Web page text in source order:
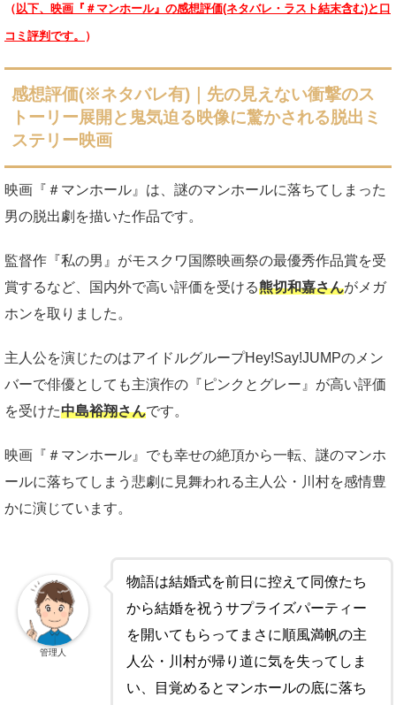
（ 以下、映画『＃マンホール』の感想評価(ネタバレ・ラスト結末含む)と口
コミ評判です。 ）
感想評価(※ネタバレ有) ｜先の見えない衝撃のス
トーリー展開と鬼気迫る映像に驚かされる脱出ミ
ステリー映画
映画『＃マンホール』は、謎のマンホールに落ちてしまった
男の脱出劇を描いた作品です。
監督作『私の男』がモスクワ国際映画祭の最優秀作品賞を受
賞するなど、国内外で高い評価を受ける熊切和嘉さんがメガ
ホンを取りました。
主人公を演じたのはアイドルグループHey!Say!JUMPのメン
バーで俳優としても主演作の『ピンクとグレー』が高い評価
を受けた中島裕翔さんです。
映画『＃マンホール』でも幸せの絶頂から一転、謎のマンホ
ールに落ちてしまう悲劇に見舞われる主人公・川村を感情豊
かに演じています。
物語は結婚式を前日に控えて同僚たち
から結婚を祝うサプライズパーティー
を開いてもらってまさに順風満帆の主
人公・川村が帰り道に気を失ってしま
い、目覚めるとマンホールの底に落ち
管理人